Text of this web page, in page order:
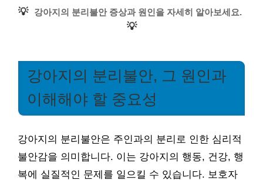
💡 강아지의 분리불안 증상과 원인을 자세히 알아보세요.
💡
강아지의 분리불안, 그 원인과
이해해야 할 중요성
강아지의 분리불안은 주인과의 분리로 인한 심리적
불안감을 의미합니다. 이는 강아지의 행동, 건강, 행
복에 실질적인 문제를 일으킬 수 있습니다. 보호자